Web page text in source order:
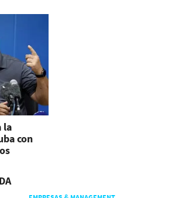
la
con